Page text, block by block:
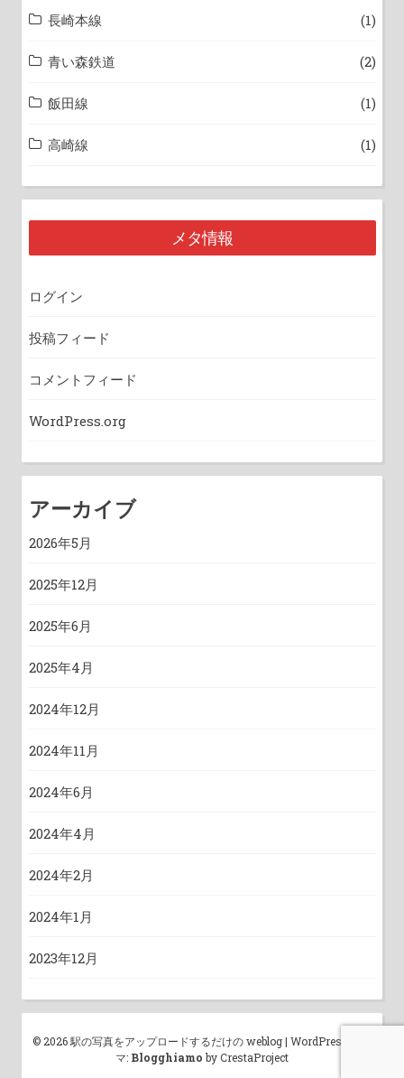
長崎本線 (1)
青い森鉄道 (2)
飯田線 (1)
高崎線 (1)
メタ情報
ログイン
投稿フィード
コメントフィード
WordPress.org
アーカイブ
2026年5月
2025年12月
2025年6月
2025年4月
2024年12月
2024年11月
2024年6月
2024年4月
2024年2月
2024年1月
2023年12月
© 2026 駅の写真をアップロードするだけの weblog | WordPress テー
マ: Blogghiamo by CrestaProject